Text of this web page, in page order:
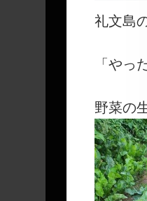
礼文島
「やっ
野菜の